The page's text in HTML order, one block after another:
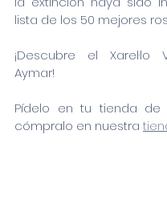
lista de los 50 mejores
¡Descubre el Xarel·lo
Aymar!
Pídelo en tu tienda de
cómpralo en nuestra